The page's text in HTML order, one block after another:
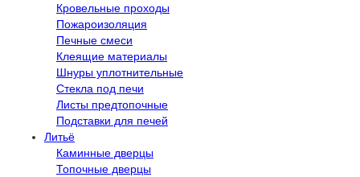
Кровельные проходы
Пожароизоляция
Печные смеси
Клеящие материалы
Шнуры уплотнительные
Стекла под печи
Листы предтопочные
Подставки для печей
Литьё
Каминные дверцы
Топочные дверцы